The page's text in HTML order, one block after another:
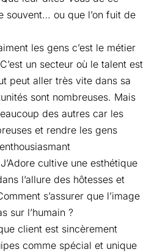
souvent… ou que l’on fuit de
les gens c’est le métier
un secteur où le talent est
peut aller très vite dans sa
sont nombreuses. Mais
des autres car les
et rendre les gens
cultive une esthétique
l’allure des hôtesses et
s’assurer que l’image
sur l’humain ?
client est sincèrement
comme spécial et unique